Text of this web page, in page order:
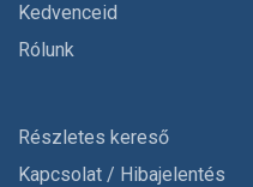
Kedvenceid
Rólunk
Részletes kereső
Kapcsolat / Hibajelentés